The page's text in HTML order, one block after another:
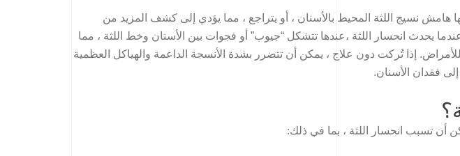
هامش نسيج اللثة المحيط بالأسنان ، أو يتراجع ، مما يؤدي إلى كشف المزيد من
يحدث انحسار اللثة ،عندها تتشكل “جيوب” أو فجوات بين الأسنان وخط اللثة ، مما
للأمراض. إذا تُركت دون علاج ، يمكن أن تتضرر بشدة الأنسجة الداعمة والهياكل العظمية
فقدان الأسنان.
أن تسبب انحسار اللثة ، بما في ذلك: